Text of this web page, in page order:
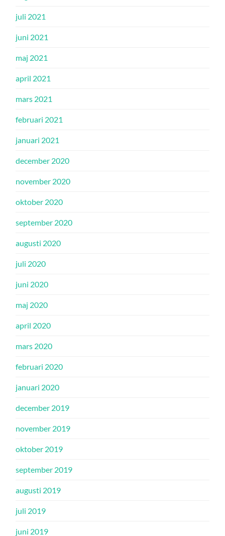
juli 2021
juni 2021
maj 2021
april 2021
mars 2021
februari 2021
januari 2021
december 2020
november 2020
oktober 2020
september 2020
augusti 2020
juli 2020
juni 2020
maj 2020
april 2020
mars 2020
februari 2020
januari 2020
december 2019
november 2019
oktober 2019
september 2019
augusti 2019
juli 2019
juni 2019